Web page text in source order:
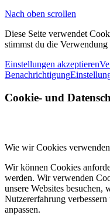
Nach oben scrollen
Diese Seite verwendet
stimmst du die
Einstellungen akzeptieren
Benachrichtigung
Cookie- und
Wie wir Cookies verwenden
Wir können Cookies
werden. Wir verwenden
unsere Websites besuchen,
Nutzererfahrung
anpassen.